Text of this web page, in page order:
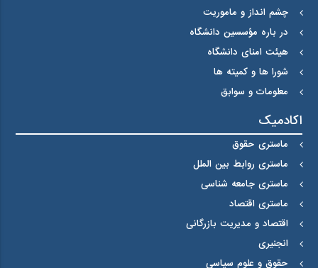
چشم انداز و ماموریت
در باره مؤسسین دانشگاه
هیئت امنای دانشگاه
شورا ها و کمیته ها
معلومات و سوابق
اکادمیک
ماستری حقوق
ماستری روابط بین الملل
ماستری جامعه شناسی
ماستری اقتصاد
اقتصاد و مدیریت بازرگانی
انجنیری
حقوق و علوم سیاسی